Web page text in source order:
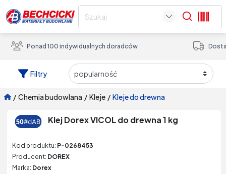
Ponad 100 indywidualnych doradców
Search
Filtry
kleje do drewna
/
kleje
/
chemia budowlana
/
Klej Dorex VICOL do drewna 1 kg
Kod produktu: P-0268453
Producent: DOREX
Marka: Dorex